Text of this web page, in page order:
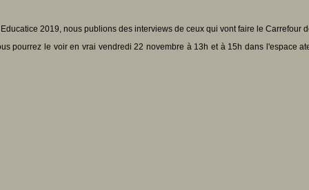
2019, nous publions des interviews de ceux qui vont faire le Carrefour
pourrez le voir en vrai vendredi 22 novembre à 13h et à 15h dans l'espace